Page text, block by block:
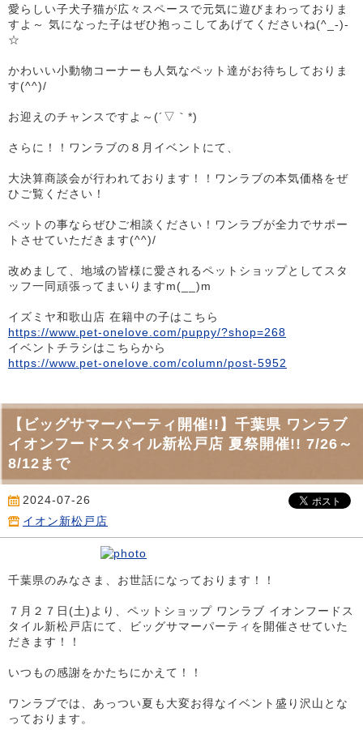
愛らしい子犬子猫が広々スペースで元気に遊びまわっておりま
すよ～ 気になった子はぜひ抱っこしてあげてくださいね(^_-)-
☆
かわいい小動物コーナーも人気なペット達がお待ちしておりま
す(^^)/
お迎えのチャンスですよ～(´▽｀*)
さらに！！ワンラブの８月イベントにて、
大決算商談会が行われております！！ワンラブの本気価格をぜ
ひご覧ください！
ペットの事ならぜひご相談ください！ワンラブが全力でサポー
トさせていただきます(^^)/
改めまして、地域の皆様に愛されるペットショップとしてスタ
ッフ一同頑張ってまいりますm(__)m
イズミヤ和歌山店 在籍中の子はこちら
https://www.pet-onelove.com/puppy/?shop=268
イベントチラシはこちらから
https://www.pet-onelove.com/column/post-5952
【ビッグサマーパーティ開催!!】千葉県 ワンラブ
イオンフードスタイル新松戸店 夏祭開催!! 7/26～
8/12まで
2024-07-26
イオン新松戸店
千葉県のみなさま、お世話になっております！！
７月２７日(土)より、ペットショップ ワンラブ イオンフードス
タイル新松戸店にて、ビッグサマーパーティを開催させていた
だきます！！
いつもの感謝をかたちにかえて！！
ワンラブでは、あっつい夏も大変お得なイベント盛り沢山とな
っております。